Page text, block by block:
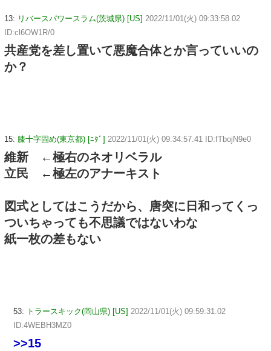
13: リバースパワースラム(茨城県) [US] 2022/11/01(火) 09:33:58.02
ID:cl6OW1R/0
共産党を差し置いて悪魔合体とか言っていいの
か？
15: 膝十字固め(東京都) [ﾆﾀﾞ] 2022/11/01(火) 09:34:57.41 ID:fTbojN9e0
維新 ←極右のネオリベラル
立民 ←極左のアナーキスト
図式としてはこうだから、唐突に日和ってくっ
ついちゃっても不思議ではないわな
紙一枚の差もない
53: トラースキック(岡山県) [US] 2022/11/01(火) 09:59:31.02
ID:4WEBH3MZ0
>>15